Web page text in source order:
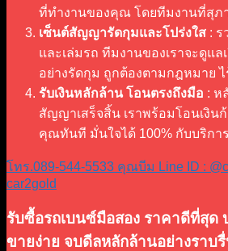
ที่ทำงานของคุณ โดยทีมงานที่สุภ
เซ็นต์สัญญารัดกุมและโปร่งใส : ร
และเล่มรถ ทีมงานของเราจะดูแ
อย่างรัดกุม ถูกต้องตามกฎหมาย ไ
รับเงินหลักล้าน โอนตรงถึงมือ : ห
สัญญาเสร็จสิ้น เราพร้อมโอนเงิ
คุณทันที มั่นใจได้ 100% กับบริกา
โทร.089-544-5533 คุณบีม Line ID :
car2gold
รับซื้อรถเบนซ์มือสอง ราคาดีที่สุด
ขายง่าย จบดีลหลักล้านอย่างราบ